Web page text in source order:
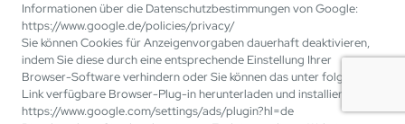
Informationen über die Datenschutzbestimmungen von Google:
https://www.google.de/policies/privacy/
Sie können Cookies für Anzeigenvorgaben dauerhaft deaktivieren,
indem Sie diese durch eine entsprechende Einstellung Ihrer
Browser-Software verhindern oder Sie können das unter folgendem
Link verfügbare Browser-Plug-in herunterladen und installieren:
https://www.google.com/settings/ads/plugin?hl=de